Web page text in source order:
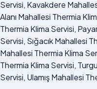
Servisi, Kavakdere
Alanı Mahallesi Thermia
Thermia Klima Servisi,
Servisi, Sığacık Mahallesi
Mahallesi Thermia Klima
Thermia Klima Servisi,
Servisi, Ulamış Mahallesi